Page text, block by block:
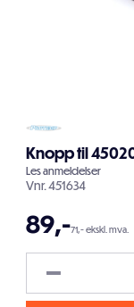
Knopp til
Lesanmeldelser
Vnr.451634
89,-71,- ekskl. mva.